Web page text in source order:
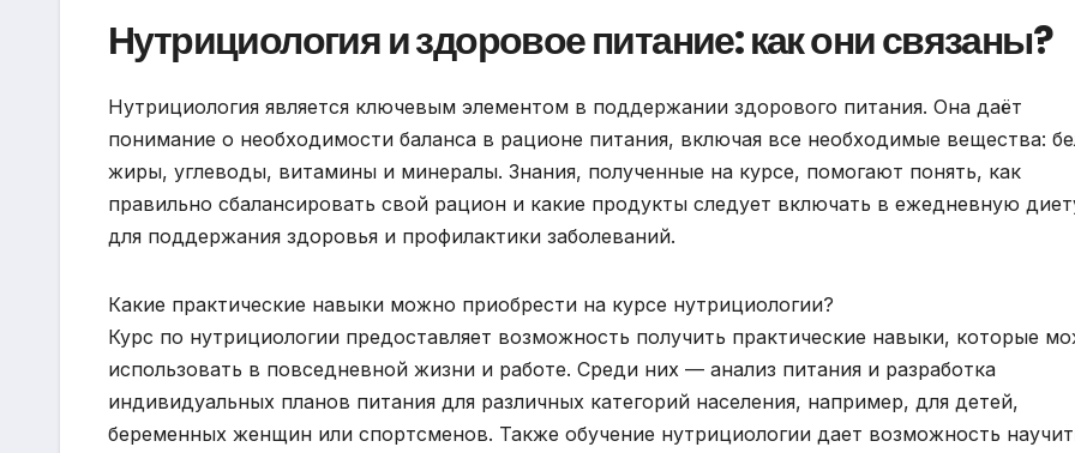
Нутрициология и здоровое питание: как они связаны?
Нутрициология является ключевым элементом в поддержании здорового питания. Она даёт
понимание о необходимости баланса в рационе питания, включая все необходимые вещества:
жиры, углеводы, витамины и минералы. Знания, полученные на курсе, помогают понять, как
правильно сбалансировать свой рацион и какие продукты следует включать в ежедневную
для поддержания здоровья и профилактики заболеваний.
Какие практические навыки можно приобрести на курсе нутрициологии?
Курс по нутрициологии предоставляет возможность получить практические навыки, которые
использовать в повседневной жизни и работе. Среди них — анализ питания и разработка
индивидуальных планов питания для различных категорий населения, например, для детей,
беременных женщин или спортсменов. Также обучение нутрициологии дает возможность